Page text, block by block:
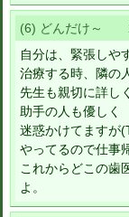
(6) どんだけ～
自分は、緊張しや
治療する時、隣の
先生も親切に詳し
助手の人も優しく
迷惑かけてますが
やってるので仕事
これからどこの歯
よ。